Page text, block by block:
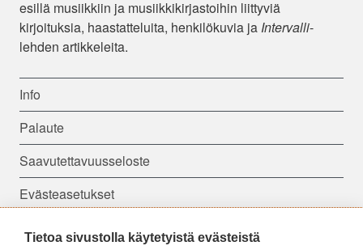
esillä musiikkiin ja musiikkikirjastoihin liittyviä
kirjoituksia, haastatteluita, henkilökuvia ja Intervalli-
lehden artikkeleita.
Info
Palaute
Saavutettavuusseloste
Evästeasetukset
Seuraa meitä:
Tietoa sivustolla käytetyistä evästeistä